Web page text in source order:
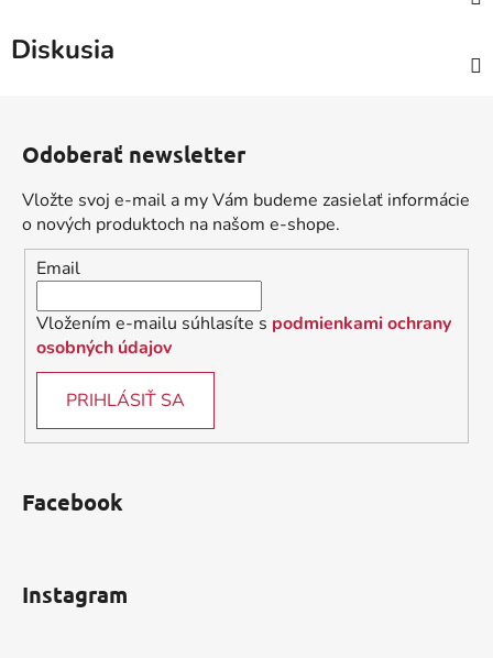
Diskusia
Odoberať newsletter
Vložte svoj e-mail a my Vám budeme zasielať informácie
o nových produktoch na našom e-shope.
Email
Vložením e-mailu súhlasíte s podmienkami ochrany
osobných údajov
PRIHLÁSIŤ SA
Facebook
Instagram